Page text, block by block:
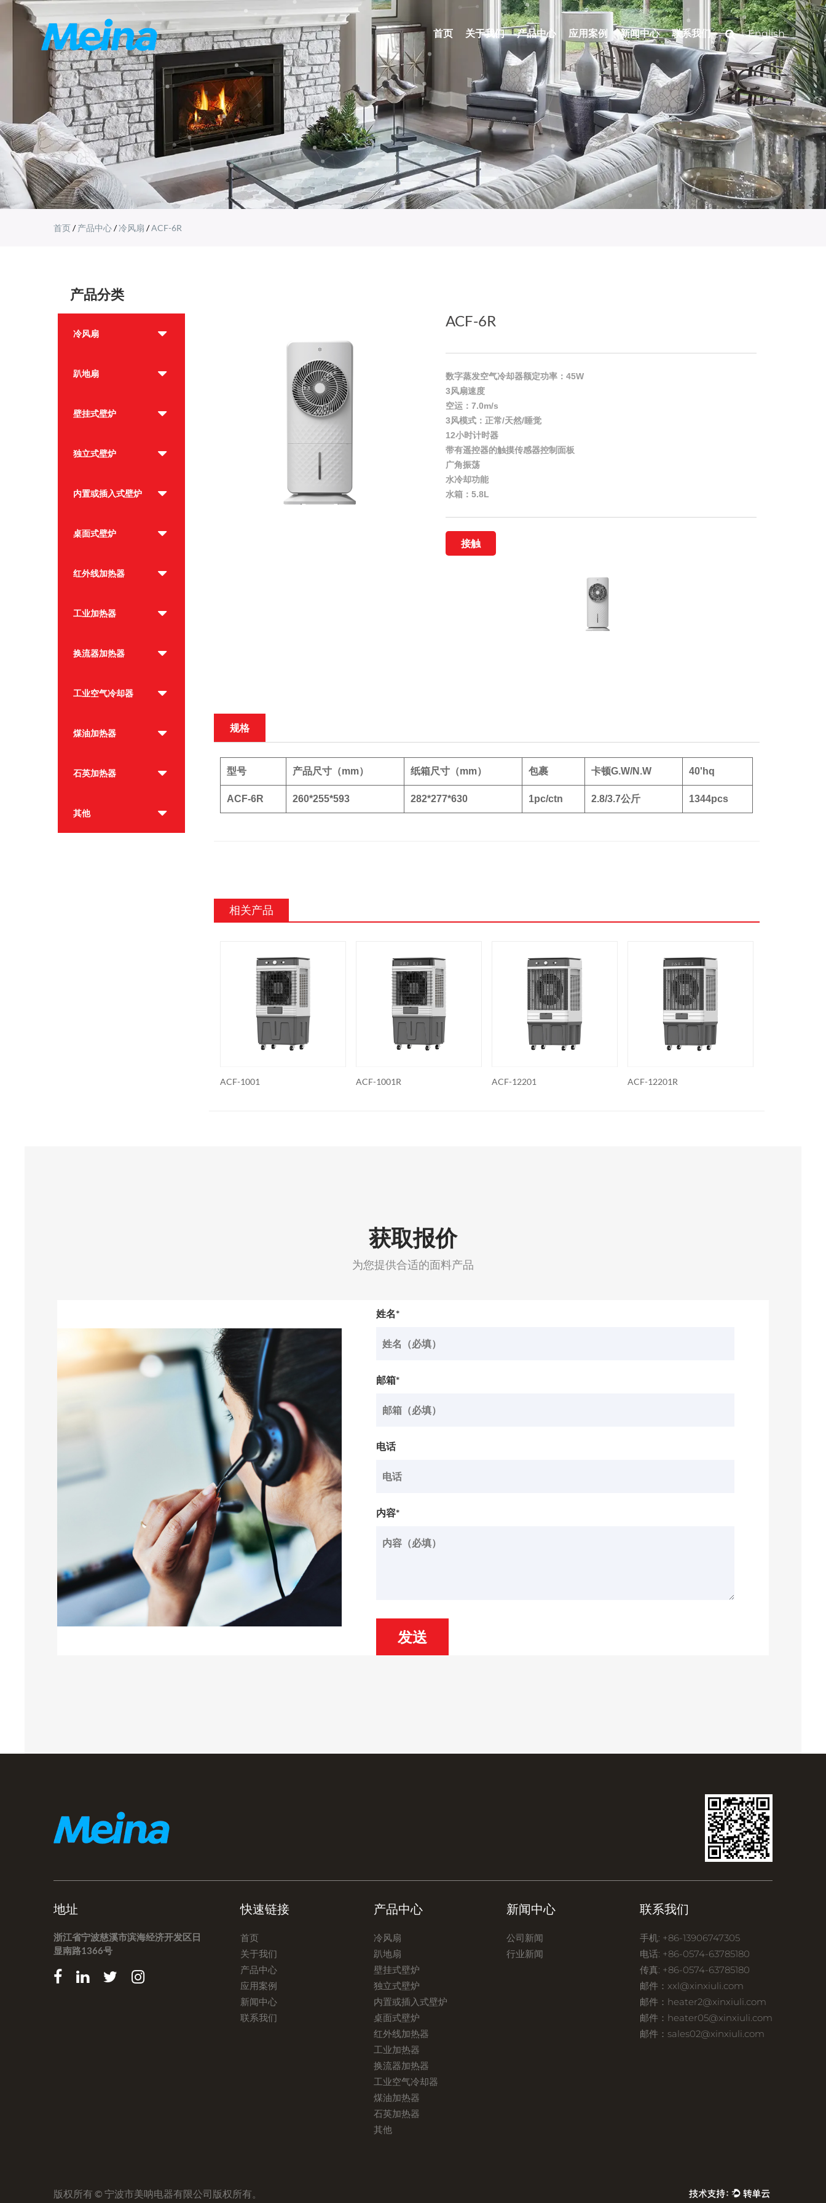
English
首页 关于我们 产品中心 应用案例 新闻中心 联系我们
首页/产品中心/冷风扇 /ACF-6R
产品分类
冷风扇
趴地扇
壁挂式壁炉
独立式壁炉
内置或插入式壁炉
桌面式壁炉
红外线加热器
工业加热器
换流器加热器
工业空气冷却器
煤油加热器
石英加热器
其他
ACF-6R
数字蒸发空气冷却器额定功率：45W
3风扇速度
空运：7.0m/s
3风模式：正常/天然/睡觉
12小时计时器
带有遥控器的触摸传感器控制面板
广角振荡
水冷却功能
水箱：5.8L
接触
规格
型号 产品尺寸（mm） 纸箱尺寸（mm） 包裹 卡顿G.W/N.W 40'hq
ACF-6R 260*255*593 282*277*630 1pc/ctn 2.8/3.7公斤 1344pcs
相关产品
ACF-1001R ACF-12201 ACF-12201R ACF-1301
获取报价
为您提供合适的面料产品
姓名*
邮箱*
电话
内容*
地址
浙江省宁波慈溪市滨海经济开发区日
显南路1366号
快速链接
首页
关于我们
产品中心
应用案例
新闻中心
联系我们
产品中心
冷风扇
趴地扇
壁挂式壁炉
独立式壁炉
内置或插入式壁炉
桌面式壁炉
红外线加热器
工业加热器
换流器加热器
工业空气冷却器
煤油加热器
石英加热器
其他
新闻中心
公司新闻
行业新闻
联系我们
手机: +86-13906747305
电话: +86-0574-63785180
传真: +86-0574-63785180
邮件： xxl@xinxiuli.com
邮件： heater2@xinxiuli.com
邮件： heater05@xinxiuli.com
邮件： sales02@xinxiuli.com
版权所有 © 宁波市美呐电器有限公司版权所有。